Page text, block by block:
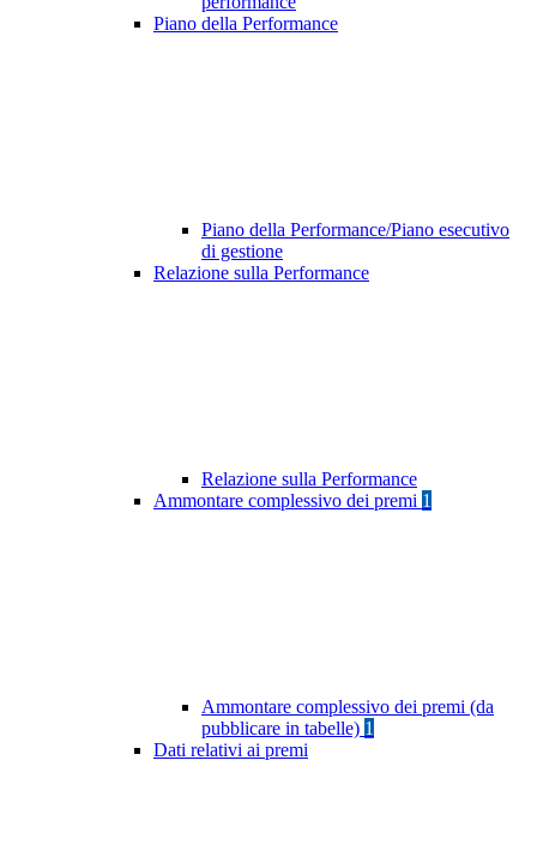
Piano della Performance
Piano della Performance/Piano esecutivo
di gestione
Relazione sulla Performance
Relazione sulla Performance
Ammontare complessivo dei premi 1
Ammontare complessivo dei premi (da
pubblicare in tabelle) 1
Dati relativi ai premi